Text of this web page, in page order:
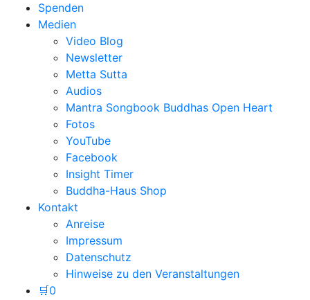
Spenden
Medien
Video Blog
Newsletter
Metta Sutta
Audios
Mantra Songbook Buddhas Open Heart
Fotos
YouTube
Facebook
Insight Timer
Buddha-Haus Shop
Kontakt
Anreise
Impressum
Datenschutz
Hinweise zu den Veranstaltungen
🛒0